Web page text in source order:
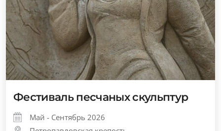
Фестиваль песчаных скульптур
Май - Сентябрь 2026